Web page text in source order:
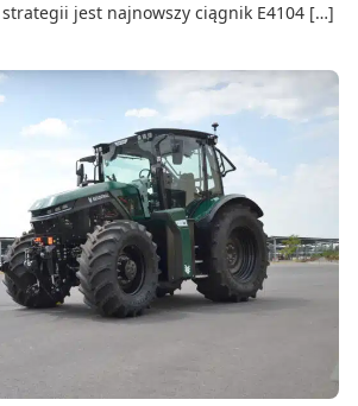
jest najnowszy ciągnik E4104 […]